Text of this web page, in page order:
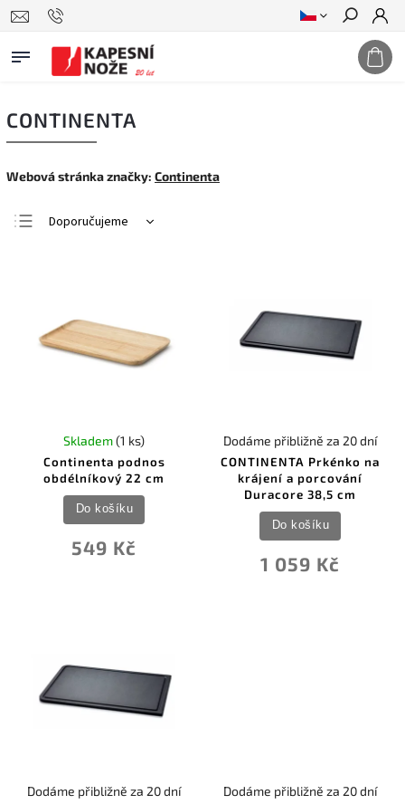
Hledat
CONTINENTA
Webová stránka značky: Continenta
Doporučujeme
Abecedně
Continenta podnos
obdélníkový 22 cm
Skladem(1 ks)
549 Kč
Do košíku
CONTINENTA Prkénko na
krájení a porcování
Duracore 38,5 cm
Dodáme přibližně za 20 dní
1 059 Kč
Do košíku
Dodáme přibližně za 20 dní Dodáme přibližně za 20 dní